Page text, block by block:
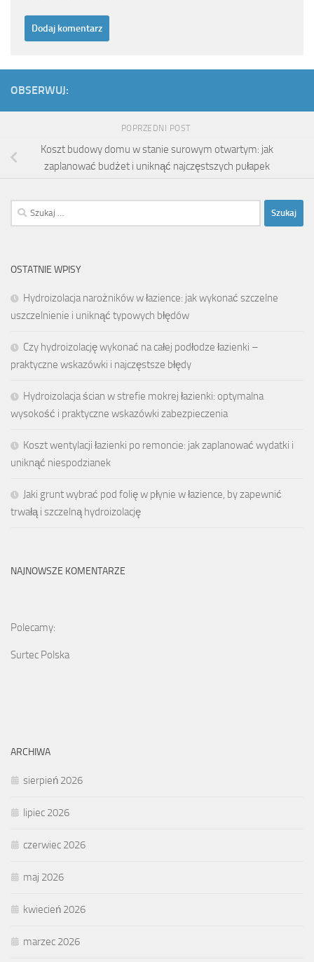
OBSERWUJ:
POPRZEDNI POST
Koszt budowy domu w stanie surowym otwartym: jak
zaplanować budżet i uniknąć najczęstszych pułapek
Szukaj:
OSTATNIE WPISY
Hydroizolacja narożników w łazience: jak wykonać szczelne
uszczelnienie i uniknąć typowych błędów
Czy hydroizolację wykonać na całej podłodze łazienki –
praktyczne wskazówki i najczęstsze błędy
Hydroizolacja ścian w strefie mokrej łazienki: optymalna
wysokość i praktyczne wskazówki zabezpieczenia
Koszt wentylacji łazienki po remoncie: jak zaplanować wydatki i
uniknąć niespodzianek
Jaki grunt wybrać pod folię w płynie w łazience, by zapewnić
trwałą i szczelną hydroizolację
NAJNOWSZE KOMENTARZE
Polecamy:
Surtec Polska
ARCHIWA
sierpień 2026
lipiec 2026
czerwiec 2026
maj 2026
kwiecień 2026
marzec 2026